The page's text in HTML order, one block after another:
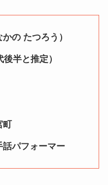
の たつろう）
半と推定）
パフォーマー